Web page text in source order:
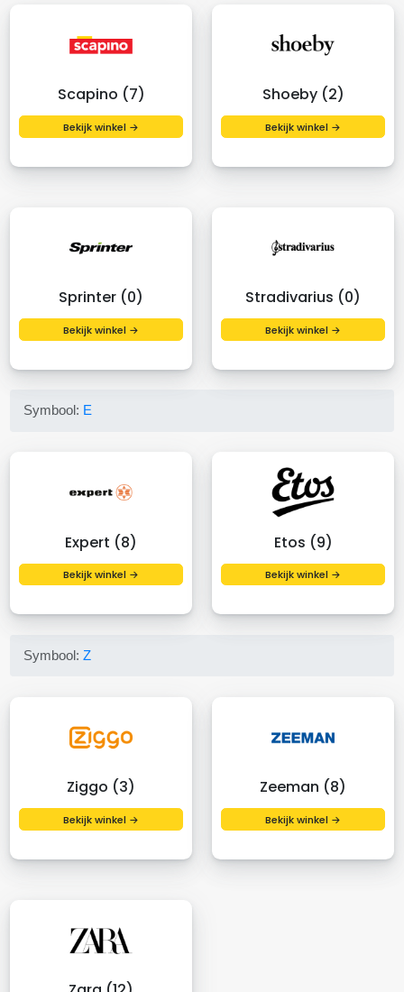
Scapino (7)
Bekijk winkel →
Shoeby (2)
Bekijk winkel →
Sprinter (0)
Bekijk winkel →
Stradivarius (0)
Bekijk winkel →
Symbool: E
Expert (8)
Bekijk winkel →
Etos (9)
Bekijk winkel →
Symbool:Z
Ziggo (3)
Bekijk winkel →
Zeeman (8)
Bekijk winkel →